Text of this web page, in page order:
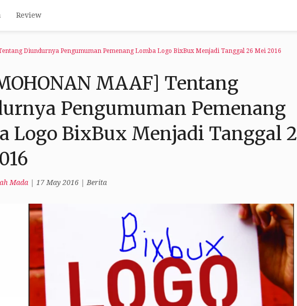
Review
Diundurnya Pengumuman Pemenang Lomba Logo BixBux Menjadi Tanggal 26 Mei 2016
MAAF] Tentang
Pengumuman Pemenang
Logo BixBux Menjadi Tanggal
Mada| 17 May 2016| Berita